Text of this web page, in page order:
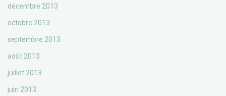
décembre 2013
octobre 2013
septembre 2013
août 2013
juillet 2013
juin 2013